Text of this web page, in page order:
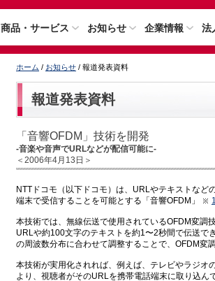
商品・サービス お知らせ 企業情報 法
ホーム / お知らせ / 報道発表資料
報道発表資料
「音響OFDM」技術を開発
-音楽や音声でURLなどが配信可能に-
＜2006年4月13日＞
NTTドコモ（以下ドコモ）は、URLやテキストなど
端末で受信することを可能とする「音響OFDM」
本技術では、無線伝送で使用されているOFDM変調
URLや約100文字のテキストを約1〜2秒間で伝送で
の周波数分布に合わせて調整することで、OFDM変
本技術が実用化されれば、例えば、テレビやラジ
より、視聴者がそのURLを携帯電話端末に取り込